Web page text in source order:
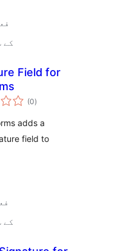
Field for
(0مجموعی
درجہ
)
adds a
field to